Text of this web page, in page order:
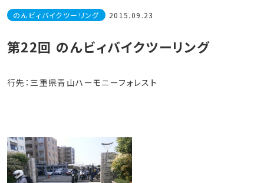
のんビィバイクツーリング 2015.09.23
第22回 のんビィバイクツーリング
行先：三重県青山ハーモニーフォレスト